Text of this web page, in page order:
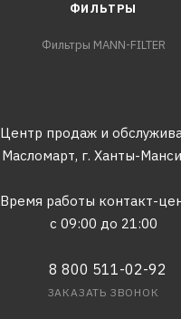
ФИЛЬТРЫ
Фильтры MANN-FILTER
Центр продаж и
Масломарт, г. Ханты-
Время работы контакт-
с 09:00 до 21:00
8 800 511-02-92
ЗАКАЗАТЬ ЗВОНОК